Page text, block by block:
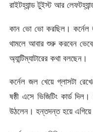
রাইটহ্যান্ড টুইস্ট আর
কান ভো ভো করছিল। কর্নেল
থামলে আবার শুরু করবেন
অ্যান্টিম্যাটারের কথা বলছেন।
কর্নেল জল খেয়ে গ্লাসটা
ষষ্ঠী এসে ভিজিটিং কার্ড
উঠলেন। হন্তদন্ত হয়ে এগিয়ে